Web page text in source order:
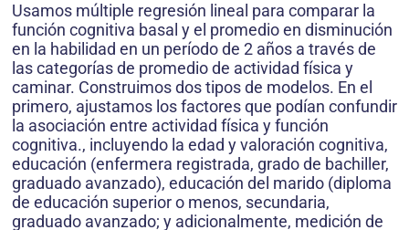
Usamos múltiple regresión lineal para comparar la
función cognitiva basal y el promedio en disminución
en la habilidad en un período de 2 años a través de
las categorías de promedio de actividad física y
caminar. Construimos dos tipos de modelos. En el
primero, ajustamos los factores que podían confundir
la asociación entre actividad física y función
cognitiva., incluyendo la edad y valoración cognitiva,
educación (enfermera registrada, grado de bachiller,
graduado avanzado), educación del marido (diploma
de educación superior o menos, secundaria,
graduado avanzado; y adicionalmente, medición de